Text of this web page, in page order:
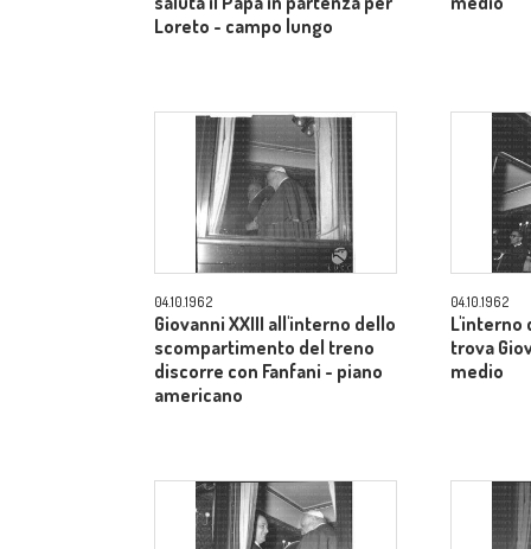
Loreto - campo lungo
04.10.1962
Giovanni XXIII all'interno dello
scompartimento del treno
discorre con Fanfani - piano
americano
04.10.1962
L'interno
trova
medio